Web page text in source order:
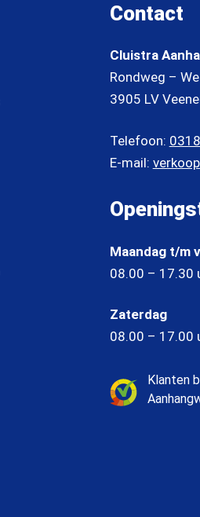
Contact
Cluistra
Rondweg –
3905 LV
Telefoon:
E-mail:
Maandag t/m
08.00 – 17.30
Zaterdag
08.00 – 17.00
Klanten